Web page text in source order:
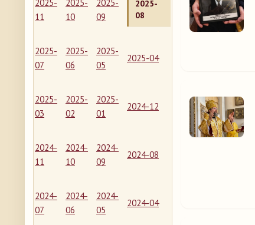
2025-
11
2025-
10
2025-
09
2025-
08
2025-
07
2025-
06
2025-
05
2025-04
2025-
03
2025-
02
2025-
01
2024-12
2024-
11
2024-
10
2024-
09
2024-08
2024-
07
2024-
06
2024-
05
2024-04